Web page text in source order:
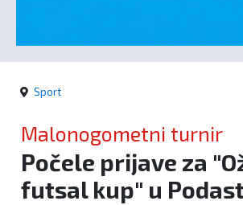
Sport
Malonogometni turnir
Počele prijave za
futsal kup" u